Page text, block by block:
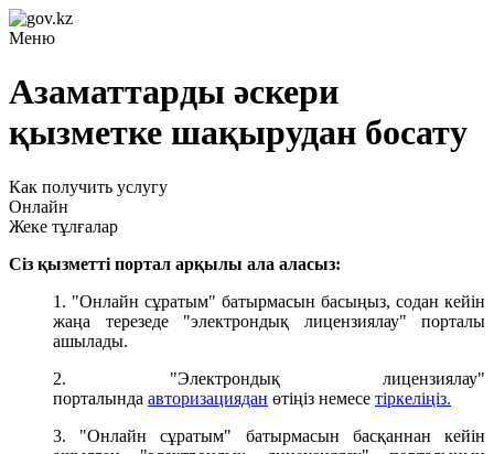
Меню
Азаматтарды әскери
қызметке шақырудан босату
Как получить услугу
Онлайн
Жеке тұлғалар
Cіз қызметті портал арқылы ала аласыз:
1. "Онлайн сұратым" батырмасын басыңыз, содан кейін
жаңа терезеде "электрондық лицензиялау" порталы
ашылады.
2. "Электрондық лицензиялау"
порталында авторизациядан өтіңіз немесе тіркеліңіз.
3. "Онлайн сұратым" батырмасын басқаннан кейін